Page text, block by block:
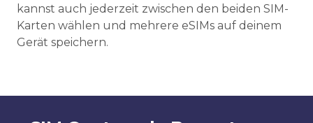
kannst auch jederzeit zwischen den beiden SIM-
Karten wählen und mehrere eSIMs auf deinem
Gerät speichern.